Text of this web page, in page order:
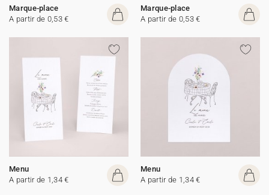
Marque-place
A partir de 0,53 €
Marque-place
A partir de 0,53 €
Menu
A partir de 1,34 €
Menu
A partir de 1,34 €